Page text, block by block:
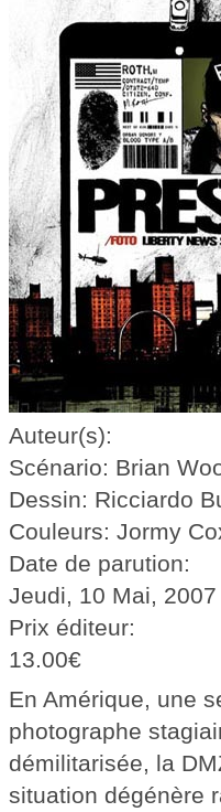
Auteur(s):
Scénario: Brian
Dessin: Ricciardo
Couleurs: Jormy
Date de parution:
Jeudi, 10 Mai, 2007
Prix éditeur:
13.00€
En Amérique, une
photographe
démilitarisée, la
situation dégénère